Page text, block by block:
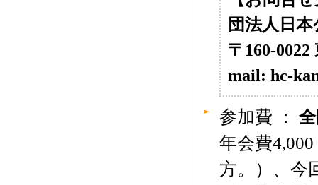
団法人日
〒160-
mail: hc-
参加費 ：
年会費
方。）、今